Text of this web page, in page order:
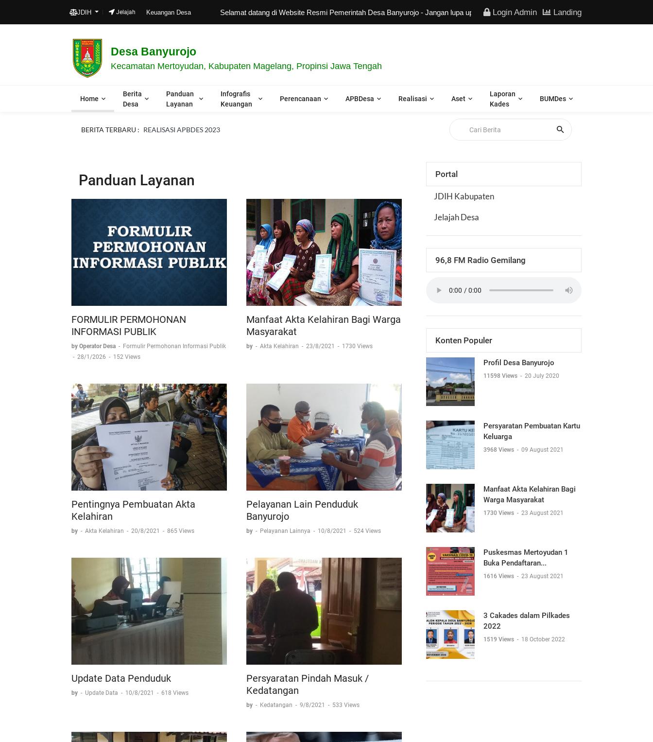
JDIH Jelajah Keuangan Desa Selamat datang di Website Resmi Pemerintah Desa Banyurojo - Jangan lupa update secara berkala data kependudukan Anda -
Login Admin Landing
Desa Banyurojo
Kecamatan Mertoyudan, Kabupaten Magelang, Propinsi Jawa Tengah
Home
Berita
Desa
Panduan
Layanan
Infografis
Keuangan
Perencanaan APBDesa Realisasi Aset
Laporan
Kades
BUMDes
BERITA TERBARU : REALISASI APBDES 2023
Panduan Layanan
FORMULIR PERMOHONAN
INFORMASI PUBLIK
by Operator Desa - Formulir Permohonan Informasi Publik
- 28/1/2026 - 152 Views
Manfaat Akta Kelahiran Bagi Warga
Masyarakat
by - Akta Kelahiran - 23/8/2021 - 1730 Views
Pentingnya Pembuatan Akta
Kelahiran
by - Akta Kelahiran - 20/8/2021 - 865 Views
Pelayanan Lain Penduduk
Banyurojo
by - Pelayanan Lainnya - 10/8/2021 - 524 Views
Update Data Penduduk
by - Update Data - 10/8/2021 - 618 Views
Persyaratan Pindah Masuk /
Kedatangan
by - Kedatangan - 9/8/2021 - 533 Views
Portal
JDIH Kabupaten
Jelajah Desa
96,8 FM Radio Gemilang
Konten Populer
Profil Desa Banyurojo
11598 Views - 20 July 2020
Persyaratan Pembuatan Kartu
Keluarga
3968 Views - 09 August 2021
Manfaat Akta Kelahiran Bagi
Warga Masyarakat
1730 Views - 23 August 2021
Puskesmas Mertoyudan 1
Buka Pendaftaran...
1616 Views - 23 August 2021
3 Cakades dalam Pilkades
2022
1519 Views - 18 October 2022